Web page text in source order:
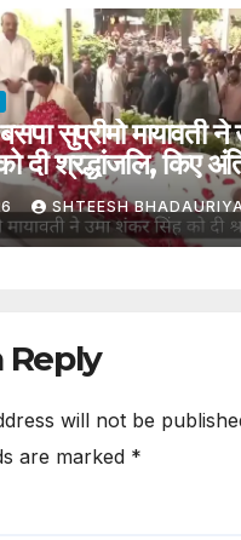
सुप्रीमो मायावती ने
दी श्रद्धांजलि, किए
SHTEESH
Reply
will not be
are marked *